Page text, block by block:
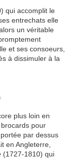
qui accomplit le
entrechats elle
un véritable
et ses consoeurs,
à dissimuler à la
plus loin en
pour
par dessus
en Angleterre,
(1727-1810) qui